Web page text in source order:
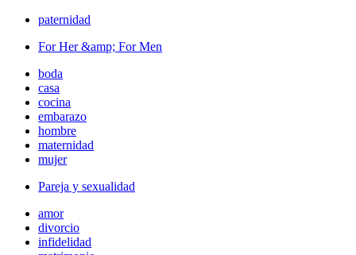
paternidad
For Her &amp; For Men
boda
casa
cocina
embarazo
hombre
maternidad
mujer
Pareja y sexualidad
amor
divorcio
infidelidad